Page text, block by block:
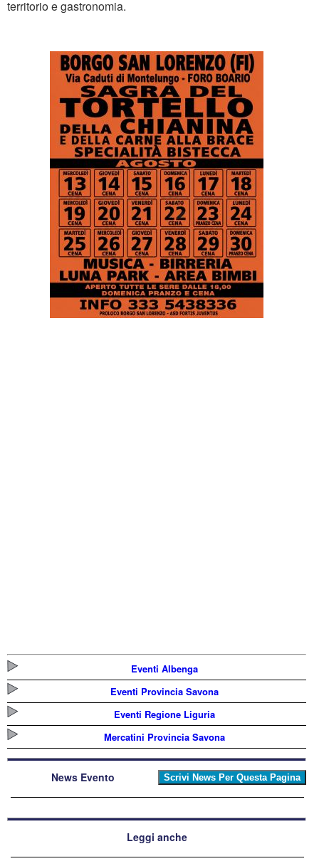
territorio e gastronomia.
Eventi Albenga
Eventi Provincia Savona
Eventi Regione Liguria
Mercatini Provincia Savona
News Evento
Leggi anche